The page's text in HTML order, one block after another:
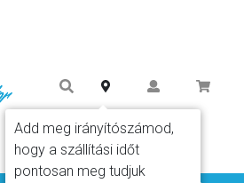
Add meg irányítószámod,
hogy a szállítási időt
pontosan meg tudjuk